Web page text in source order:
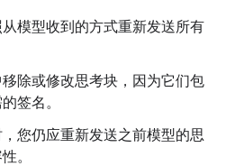
模型收到的方式重新发送所有
除或修改思考块，因为它们包
签名。
您仍应重新发送之前模型的思
。